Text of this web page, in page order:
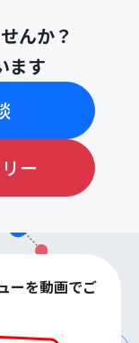
んか？
ます
ー
ーを動画でご